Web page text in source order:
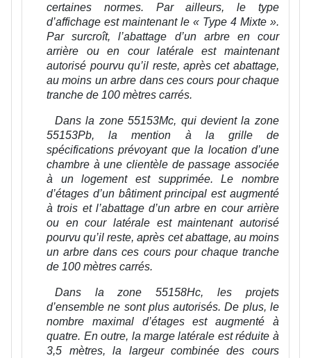
certaines normes. Par ailleurs, le type
d’affichage est maintenant le « Type 4 Mixte ».
Par surcroît, l’abattage d’un arbre en cour
arrière ou en cour latérale est maintenant
autorisé pourvu qu’il reste, après cet abattage,
au moins un arbre dans ces cours pour chaque
tranche de 100 mètres carrés.
Dans la zone 55153Mc, qui devient la zone
55153Pb, la mention à la grille de
spécifications prévoyant que la location d’une
chambre à une clientèle de passage associée
à un logement est supprimée. Le nombre
d’étages d’un bâtiment principal est augmenté
à trois et l’abattage d’un arbre en cour arrière
ou en cour latérale est maintenant autorisé
pourvu qu’il reste, après cet abattage, au moins
un arbre dans ces cours pour chaque tranche
de 100 mètres carrés.
Dans la zone 55158Hc, les projets
d’ensemble ne sont plus autorisés. De plus, le
nombre maximal d’étages est augmenté à
quatre. En outre, la marge latérale est réduite à
3,5 mètres, la largeur combinée des cours